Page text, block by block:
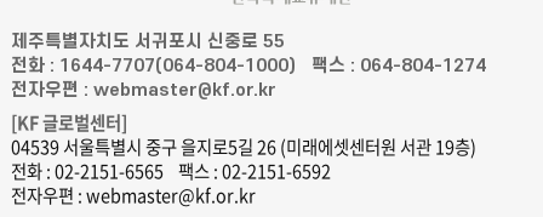
제주특별자치도 서귀포시 신중로 55
전화 : 1644-7707(064-804-1000)
팩스 : 064-804-1274
전자우편 : webmaster@kf.or.kr
[KF 글로벌센터]
04539 서울특별시 중구 을지로5길 26 (미래에셋센터원 서관 19층)
전화 : 02-2151-6565 팩스 : 02-2151-6592
전자우편 : webmaster@kf.or.kr